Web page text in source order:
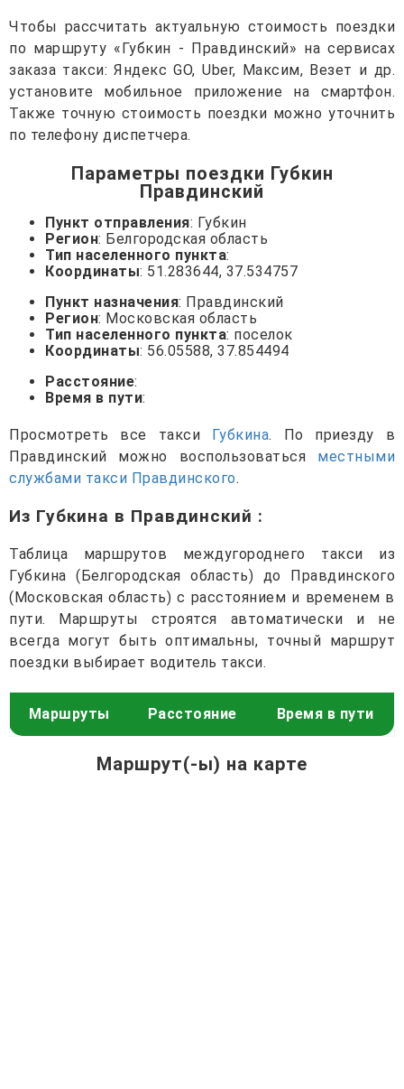
Чтобы рассчитать актуальную стоимость поездки
по маршруту «Губкин - Правдинский» на сервисах
заказа такси: Яндекс GO, Uber, Максим, Везет и др.
установите мобильное приложение на смартфон.
Также точную стоимость поездки можно уточнить
по телефону диспетчера.
Параметры поездки Губкин
Правдинский
Пункт отправления: Губкин
Регион: Белгородская область
Тип населенного пункта:
Координаты: 51.283644, 37.534757
Пункт назначения: Правдинский
Регион: Московская область
Тип населенного пункта: поселок
Координаты: 56.05588, 37.854494
Расстояние:
Время в пути:
Просмотреть все такси Губкина. По приезду в
Правдинский можно воспользоваться местными
службами такси Правдинского.
Из Губкина в Правдинский :
Таблица маршрутов междугороднего такси из
Губкина (Белгородская область) до Правдинского
(Московская область) с расстоянием и временем в
пути. Маршруты строятся автоматически и не
всегда могут быть оптимальны, точный маршрут
поездки выбирает водитель такси.
Маршруты Расстояние Время в пути
Маршрут(-ы) на карте